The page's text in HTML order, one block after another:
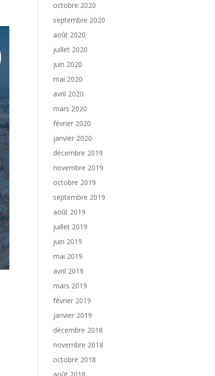
octobre 2020
septembre 2020
août 2020
juillet 2020
juin 2020
mai 2020
avril 2020
mars 2020
février 2020
janvier 2020
décembre 2019
novembre 2019
octobre 2019
septembre 2019
août 2019
juillet 2019
juin 2019
mai 2019
avril 2019
mars 2019
février 2019
janvier 2019
décembre 2018
novembre 2018
octobre 2018